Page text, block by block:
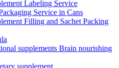
Labeling Service
Service in Cans
Filling and Sachet Packing
supplements Brain nourishing
supplement